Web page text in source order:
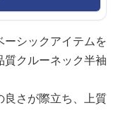
シックアイテムを
クルーネック半袖
良さが際立ち、上質